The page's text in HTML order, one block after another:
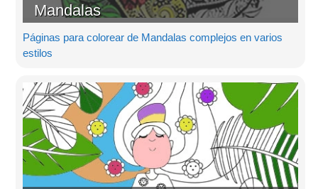
Mandalas
Páginas para colorear de Mandalas complejos en varios
estilos